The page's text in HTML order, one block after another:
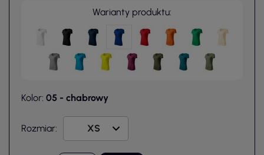
Warianty produktu:
Kolor: 05 - chabrowy
Rozmiar: